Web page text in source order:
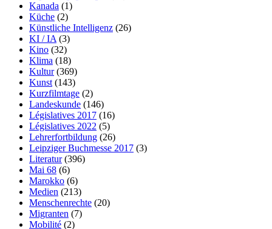
Kanada (1)
Küche (2)
Künstliche Intelligenz (26)
KI / IA (3)
Kino (32)
Klima (18)
Kultur(369)
Kunst (143)
Kurzfilmtage (2)
Landeskunde (146)
Législatives 2017 (16)
Législatives 2022 (5)
Lehrerfortbildung (26)
Leipziger Buchmesse 2017 (3)
Literatur(396)
Mai 68 (6)
Marokko (6)
Medien (213)
Menschenrechte (20)
Migranten (7)
Mobilité (2)